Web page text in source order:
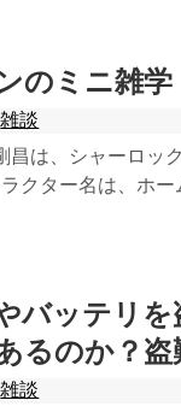
のミニ雑学
雑談
昌は、シャーロッ
クター名は、ホ
バッテリ
るのか？盗
雑談